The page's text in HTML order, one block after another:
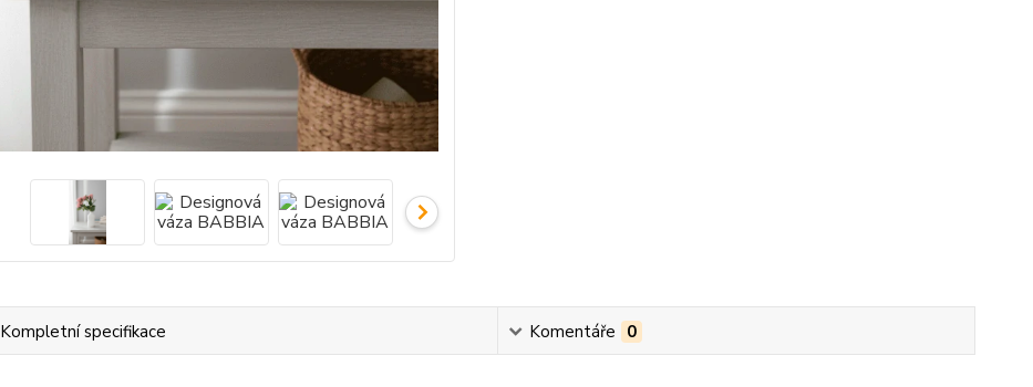
Kompletní specifikace Komentáře 0